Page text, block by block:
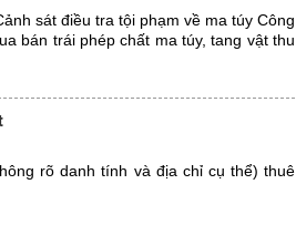
sát điều tra tội phạm về ma túy Công
bán trái phép chất ma túy, tang vật thu
rõ danh tính và địa chỉ cụ thể) thuê